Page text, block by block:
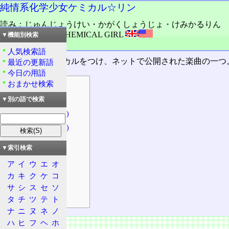
純情系化学少女ケミカル☆リン
読み：じゅんじょうけい・かがくしょうじょ・けみかるりん
外語：RIN THE CHEMICAL GIRL
品詞：固有名詞
鏡音リンのボーカルをつけ、ネットで公開された楽曲の一つ
目次
作品
基本情報(音楽)
基本情報(動画)
特徴
由来
沿革
説明
作品
▼機能別検索
人気検索語
最近の更新語
今日の用語
おまかせ検索
▼別の語で検索
▼索引検索
ア イ ウ エ オ
カ キ ク ケ コ
サ シ ス セ ソ
タ チ ツ テ
ト
ナ ニ ヌ ネ
ノ
ハ ヒ フ ヘ ホ